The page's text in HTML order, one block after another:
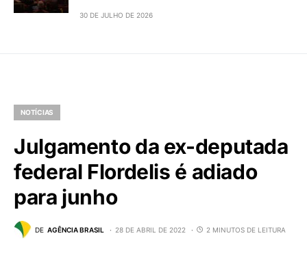
30 DE JULHO DE 2026
NOTÍCIAS
Julgamento da ex-deputada
federal Flordelis é adiado
para junho
DE AGÊNCIA BRASIL 28 DE ABRIL DE 2022 2 MINUTOS DE LEITURA